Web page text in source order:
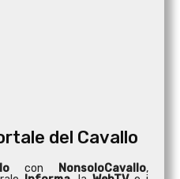
del Cavallo
con NonsoloCavallo,